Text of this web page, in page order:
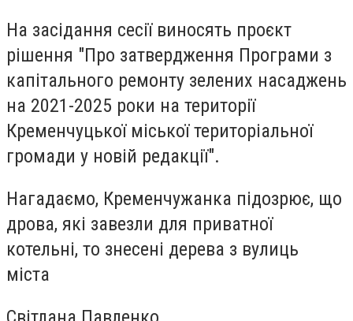
На засідання сесії виносять проєкт
рішення "Про затвердження Програми з
капітального ремонту зелених насаджень
на 2021-2025 роки на території
Кременчуцької міської територіальної
громади у новій редакції".
Нагадаємо, Кременчужанка підозрює, що
дрова, які завезли для приватної
котельні, то знесені дерева з вулиць
міста